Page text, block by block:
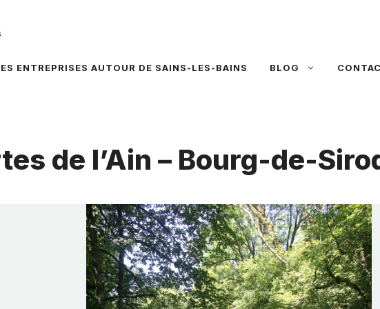
ENTREPRISES AUTOUR DE SAINS-LES-BAINS BLOG
de l’Ain – Bourg-de-